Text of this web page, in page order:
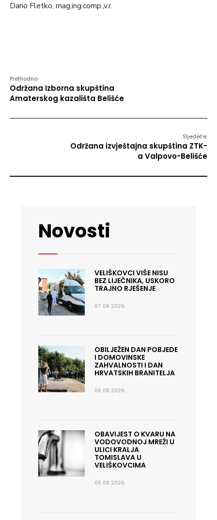
Dario Fletko, mag.ing.comp.,v.r.
Prethodno:
Održana Izborna skupština
Amaterskog kazališta Belišće
Sljedeće:
Održana izvještajna skupština ZTK-
a Valpovo-Belišće
Novosti
VELIŠKOVCI VIŠE NISU
BEZ LIJEČNIKA, USKORO
TRAJNO RJEŠENJE
07.08.2026.
OBILJEŽEN DAN POBJEDE
I DOMOVINSKE
ZAHVALNOSTI I DAN
HRVATSKIH BRANITELJA
06.08.2026.
OBAVIJEST O KVARU NA
VODOVODNOJ MREŽI U
ULICI KRALJA
TOMISLAVA U
VELIŠKOVCIMA
06.08.2026.